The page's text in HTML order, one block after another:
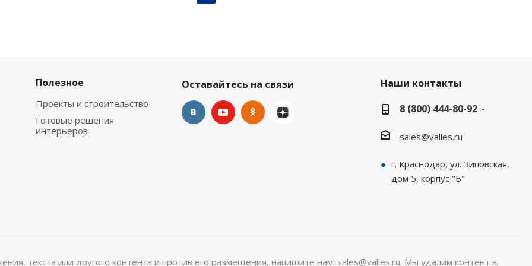
Полезное
Проекты и строительство
Готовые решения
интерьеров
Оставайтесь на связи
Наши контакты
8 (800) 444-80-92
sales@valles.ru
г. Краснодар, ул. Зиповская,
дом 5, корпус "Б"
текста или другого контента и против его размещения, напишите нам: sales@valles.ru. Мы удалим контент в